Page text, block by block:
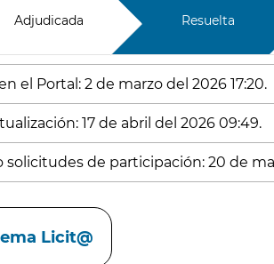
Adjudicada Resuelta
el Portal: 2 de marzo del 2026 17:20.
17 de abril del 2026 09:49.
de participación: 20 de
Licit@